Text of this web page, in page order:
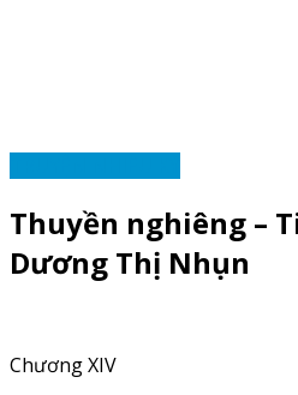
Thuyền nghiêng –
Dương Thị Nhụn
Chương XIV